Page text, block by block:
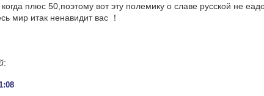
плюс 50,поэтому вот эту полемику о славе русской не
мир итак ненавидит вас ！
: